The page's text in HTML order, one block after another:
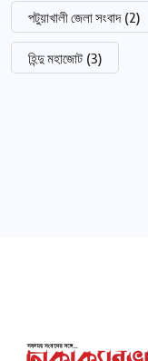
পটুয়াখালী জেলা সংবাদ (2)
হিন্দু মহাজোট (3)